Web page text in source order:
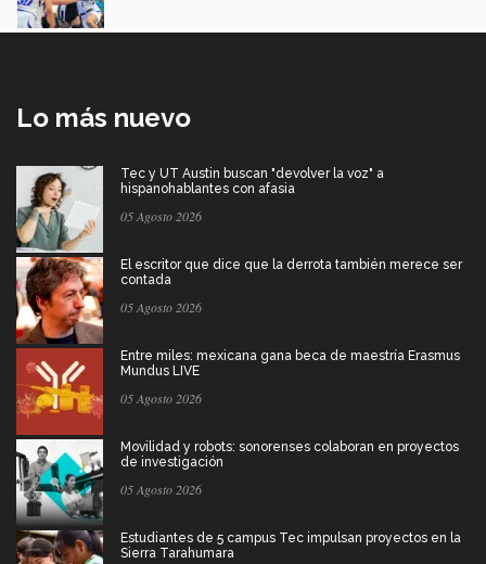
Lo más nuevo
Tec y UT Austin buscan "devolver la voz" a
hispanohablantes con afasia
05 Agosto 2026
El escritor que dice que la derrota también merece ser
contada
05 Agosto 2026
Entre miles: mexicana gana beca de maestría Erasmus
Mundus LIVE
05 Agosto 2026
Movilidad y robots: sonorenses colaboran en proyectos
de investigación
05 Agosto 2026
Estudiantes de 5 campus Tec impulsan proyectos en la
Sierra Tarahumara